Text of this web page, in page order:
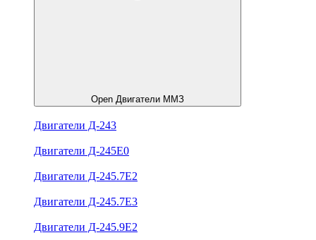
Open Двигатели ММЗ
Двигатели Д-243
Двигатели Д-245Е0
Двигатели Д-245.7Е2
Двигатели Д-245.7Е3
Двигатели Д-245.9Е2